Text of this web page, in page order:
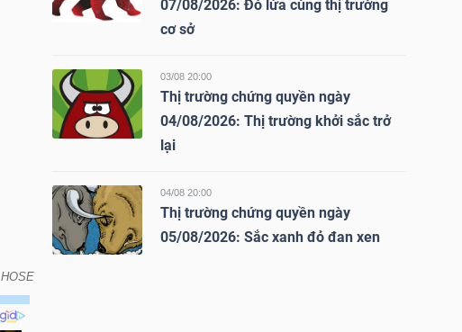
HOSE
07/08/2026: Đỏ lửa cùng thị trường
cơ sở
03/08 20:00
Thị trường chứng quyền ngày
04/08/2026: Thị trường khởi sắc trở
lại
04/08 20:00
Thị trường chứng quyền ngày
05/08/2026: Sắc xanh đỏ đan xen